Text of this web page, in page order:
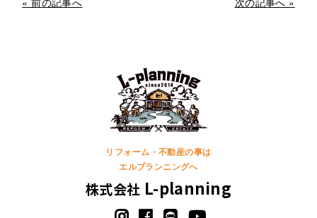
リフォーム・不動産の事は
エルプランニングへ
株式会社 L-planning